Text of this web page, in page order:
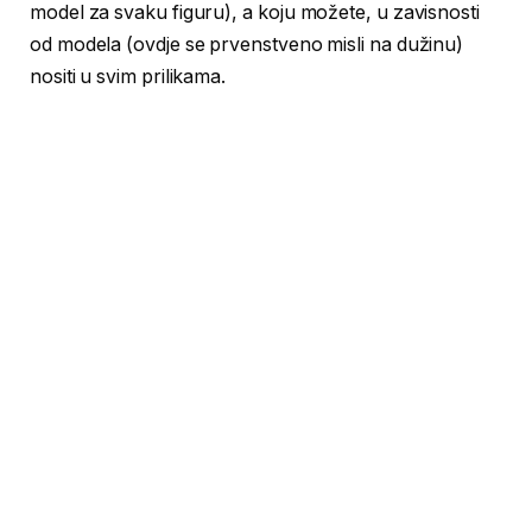
model za svaku figuru), a koju možete, u zavisnosti
od modela (ovdje se prvenstveno misli na dužinu)
nositi u svim prilikama.